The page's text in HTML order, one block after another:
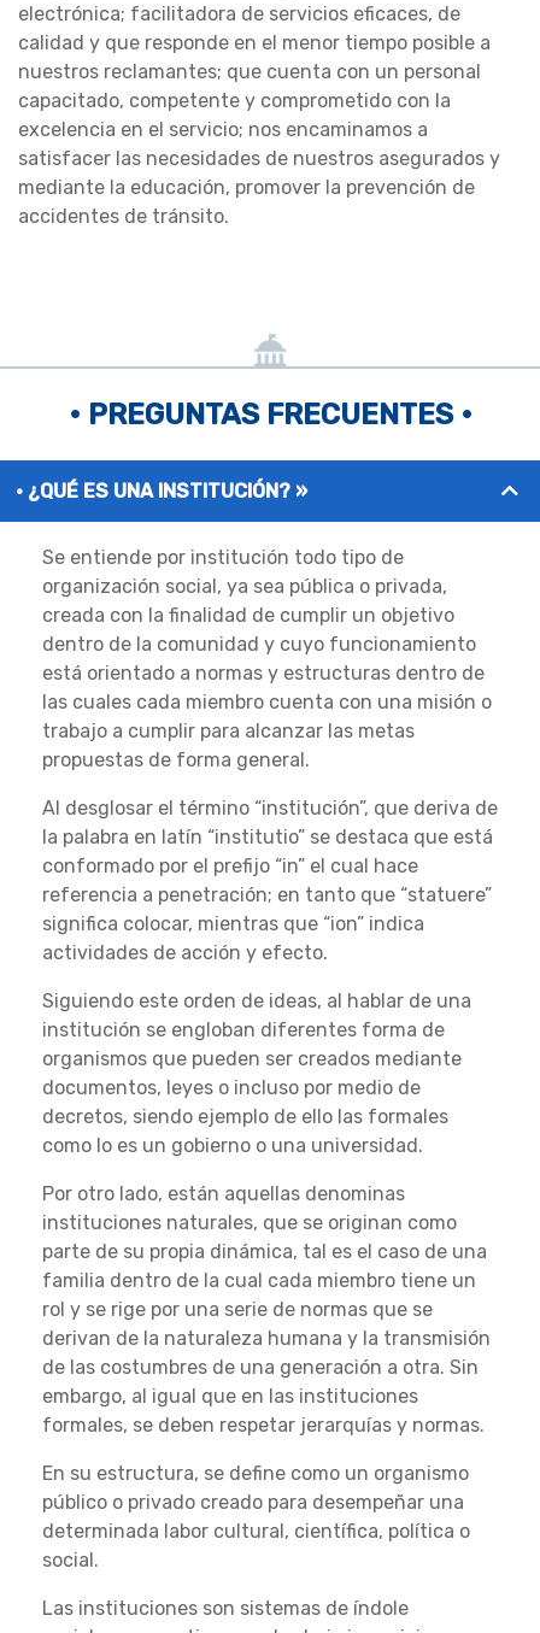
electrónica; facilitadora de servicios eficaces, de
calidad y que responde en el menor tiempo posible a
nuestros reclamantes; que cuenta con un personal
capacitado, competente y comprometido con la
excelencia en el servicio; nos encaminamos a
satisfacer las necesidades de nuestros asegurados y
mediante la educación, promover la prevención de
accidentes de tránsito.
• PREGUNTAS FRECUENTES •
¿QUÉ ES UNA INSTITUCIÓN? »
Se entiende por institución todo tipo de
organización social, ya sea pública o privada,
creada con la finalidad de cumplir un objetivo
dentro de la comunidad y cuyo funcionamiento
está orientado a normas y estructuras dentro de
las cuales cada miembro cuenta con una misión o
trabajo a cumplir para alcanzar las metas
propuestas de forma general.
Al desglosar el término “institución”, que deriva de
la palabra en latín “institutio” se destaca que está
conformado por el prefijo “in” el cual hace
referencia a penetración; en tanto que “statuere”
significa colocar, mientras que “ion” indica
actividades de acción y efecto.
Siguiendo este orden de ideas, al hablar de una
institución se engloban diferentes forma de
organismos que pueden ser creados mediante
documentos, leyes o incluso por medio de
decretos, siendo ejemplo de ello las formales
como lo es un gobierno o una universidad.
Por otro lado, están aquellas denominas
instituciones naturales, que se originan como
parte de su propia dinámica, tal es el caso de una
familia dentro de la cual cada miembro tiene un
rol y se rige por una serie de normas que se
derivan de la naturaleza humana y la transmisión
de las costumbres de una generación a otra. Sin
embargo, al igual que en las instituciones
formales, se deben respetar jerarquías y normas.
En su estructura, se define como un organismo
público o privado creado para desempeñar una
determinada labor cultural, científica, política o
social.
Las instituciones son sistemas de índole